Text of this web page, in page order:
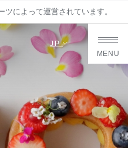
JP
MENU
によって運営されています。